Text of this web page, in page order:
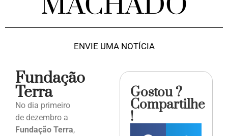
ENVIE UMA NOTÍCIA
Fundação
Terra
No dia primeiro
de dezembro a
Fundação Terra,
Gostou ?
Compartilhe
!